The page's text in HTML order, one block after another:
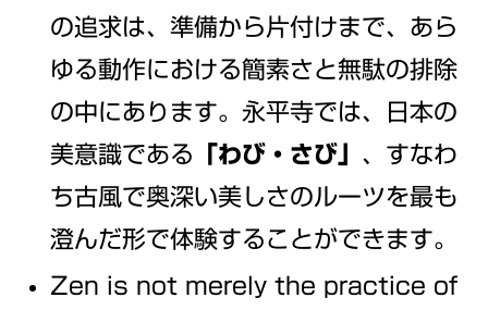
の追求は、準備から片付けまで、あら
ゆる動作における簡素さと無駄の排除
の中にあります。永平寺では、日本の
美意識である
「わび・さび」 、すなわ
ち古風で奥深い美しさのルーツを最も
澄んだ形で体験することができます。
Zen is not merely the practice of